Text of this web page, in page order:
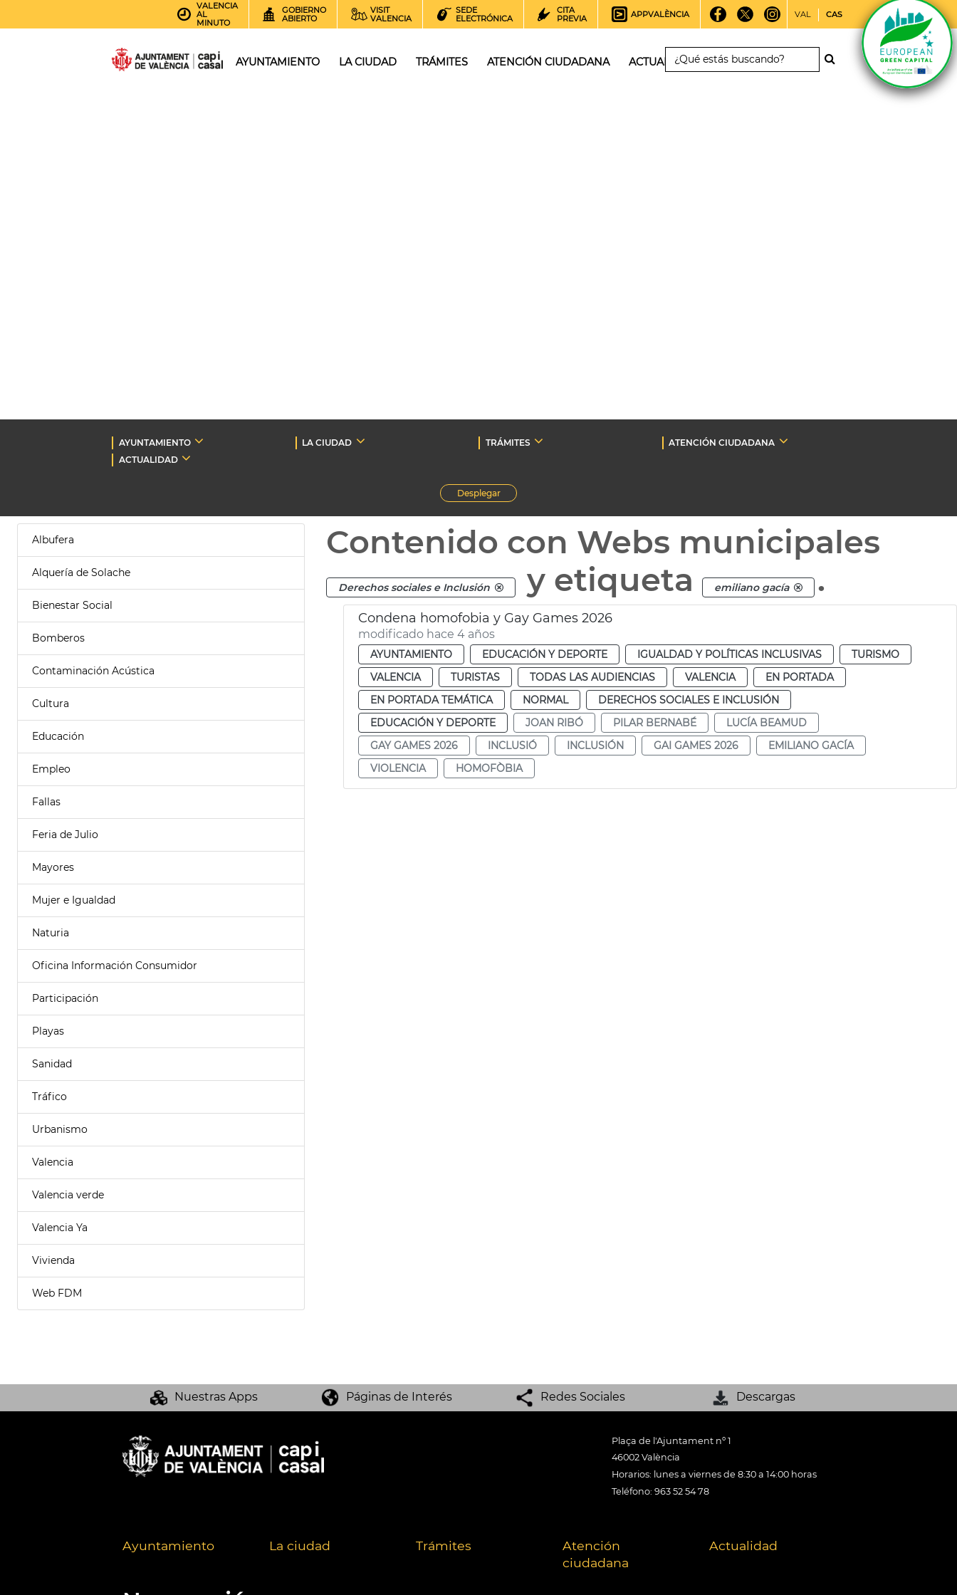
VALENCIA
AL
MINUTO
GOBIERNO
ABIERTO
VISIT
VALENCIA
SEDE
ELECTRÓNICA
CITA
PREVIA
APPVALÈNCIA VAL CAS
AYUNTAMIENTO LA CIUDAD TRÁMITES ATENCIÓN CIUDADANA ACTUALIDAD
AYUNTAMIENTO LA CIUDAD TRÁMITES
ATENCIÓN CIUDADANA
ACTUALIDAD
Desplegar
Albufera
Alquería de Solache
Bienestar Social
Bomberos
Contaminación Acústica
Cultura
Educación
Empleo
Fallas
Feria de Julio
Mayores
Mujer e Igualdad
Naturia
Oficina Información Consumidor
Participación
Playas
Sanidad
Tráfico
Urbanismo
Valencia
Valencia verde
Valencia Ya
Vivienda
Web FDM
Contenido con Webs municipales
Derechos sociales e Inclusión y etiqueta emiliano gacía .
Condena homofobia y Gay Games 2026
modificado hace 4 años
AYUNTAMIENTO EDUCACIÓN Y DEPORTE IGUALDAD Y POLÍTICAS INCLUSIVAS
TURISMO
VALENCIA
TURISTAS TODAS LAS AUDIENCIAS VALENCIA
EN PORTADA
EN PORTADA TEMÁTICA
NORMAL
DERECHOS SOCIALES E INCLUSIÓN
EDUCACIÓN Y DEPORTE
JOAN RIBÓ PILAR BERNABÉ
LUCÍA BEAMUD
GAY GAMES 2026
INCLUSIÓ INCLUSIÓN GAI GAMES 2026
EMILIANO GACÍA
VIOLENCIA
HOMOFÒBIA
Nuestras Apps Páginas de Interés Redes Sociales Descargas
Plaça de l'Ajuntament nº 1
46002 València
Horarios: lunes a viernes de 8:30 a 14:00 horas
Teléfono: 963 52 54 78
Ayuntamiento La ciudad Trámites
Atención
ciudadana
Actualidad